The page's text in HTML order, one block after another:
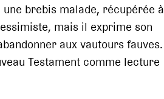
brebis malade, récupérée à
mais il exprime son
aux vautours fauves.
Testament comme lecture